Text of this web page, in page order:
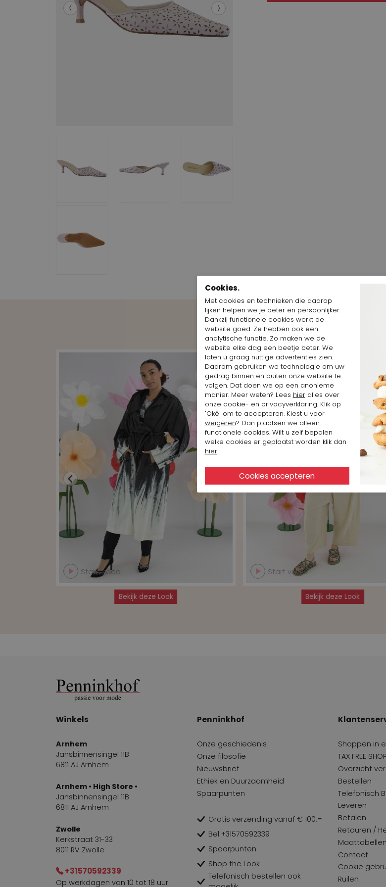
Shop the Look
Start video
Bekijk deze Look
Start video
Bekijk deze Look
Winkels
Arnhem
Jansbinnensingel 11B
6811 AJ Arnhem
Arnhem • High Store •
Jansbinnensingel 11B
6811 AJ Arnhem
Zwolle
Kerkstraat 31-33
8011 RV Zwolle
+31570592339
Op werkdagen van 10 tot 18 uur.
Penninkhof
Onze geschiedenis
Onze filosofie
Nieuwsbrief
Ethiek en Duurzaamheid
Spaarpunten
Gratis verzending vanaf € 100,=
Bel +31570592339
Spaarpunten
Shop the Look
Telefonisch bestellen ook
Shoppen in
TAX FREE
Overzicht
Bestellen
Telefonisch
Leveren
Betalen
Retouren /
Contact
Cookie
Ruilen
Cookies.
Met cookies en technieken die daarop
lijken helpen we je beter en persoonlijker.
Dankzij functionele cookies werkt de
website goed. Ze hebben ook een
analytische functie. Zo maken we de
website elke dag een beetje beter. We
laten u graag nuttige advertenties zien.
Daarom gebruiken we technologie om uw
gedrag binnen en buiten onze website te
volgen. Dat doen we op een anonieme
manier. Meer weten? Lees hieralles over
onze cookie- en privacyverklaring. Klik op
'Oké' om te accepteren. Kiest u voor
weigeren? Dan plaatsen we alleen
functionele cookies. Wilt u zelf bepalen
welke cookies er geplaatst worden klik dan
hier.